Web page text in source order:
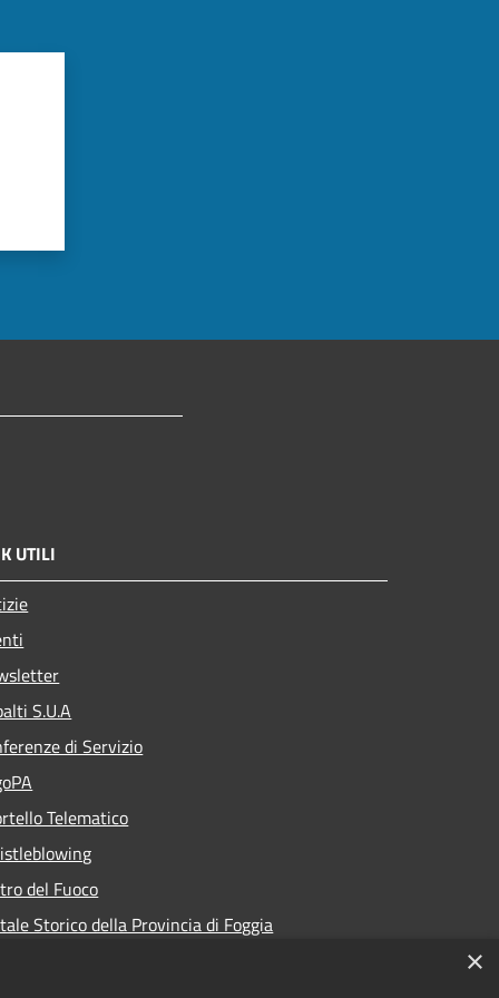
UTILI
S.U.A
di Servizio
Telematico
del Fuoco
Storico della Provincia di Foggia
×